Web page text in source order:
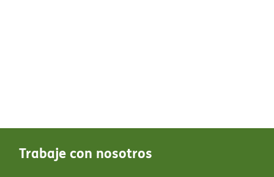
Trabaje con nosotros​​